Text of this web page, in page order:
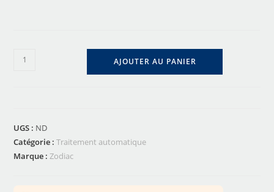
AJOUTER AU PANIER
UGS : ND
Catégorie :Traitement automatique
Marque :Zodiac